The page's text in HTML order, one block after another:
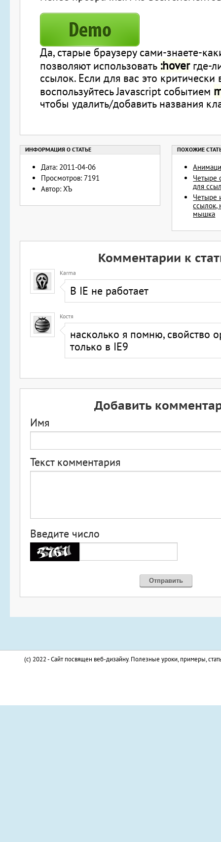
Да, старые браузеру сами-знаете-
позволяют использовать :hoverгде-
ссылок. Если для вас это критически
воспользуйтесь Javascript событием
чтобы удалить/добавить названия
Дата: 2011-04-06
Просмотров: 7191
Автор: ХЪ
Четыре
для
Четыре
ссылок,
мышка
Комментарии к
Karma
В IE не работает
Костя
насколько я помню, свойство
только в IE9
Добавить
Имя
Текст комментария
Введите число
(c) 2022 - Сайт посвящен веб-дизайну. Полезные уроки, примеры,